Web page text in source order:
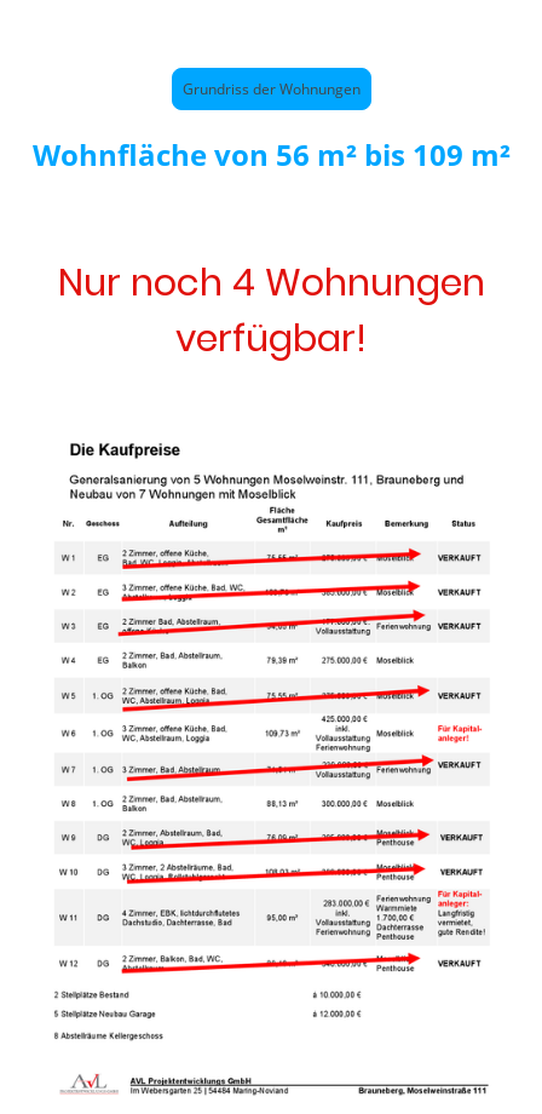
Grundriss der Wohnungen
Wohnfläche von 56 m² bis 109 m²
Nur noch 4 Wohnungen
verfügbar!